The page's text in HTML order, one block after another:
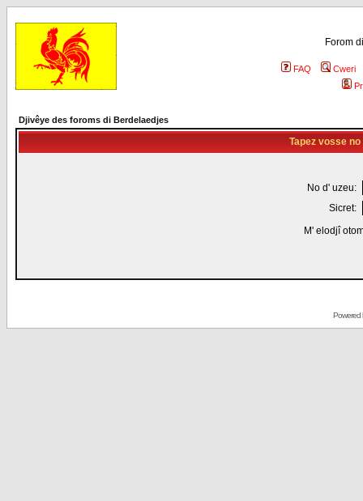
Forom
FAQ
Cweri
Djivêye des foroms di Berdelaedjes
Tapez vosse
No d' uzeu:
Sicret:
M' elodjî
Powered